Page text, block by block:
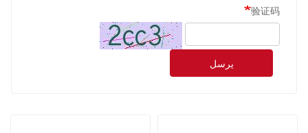
验证码
يرسل